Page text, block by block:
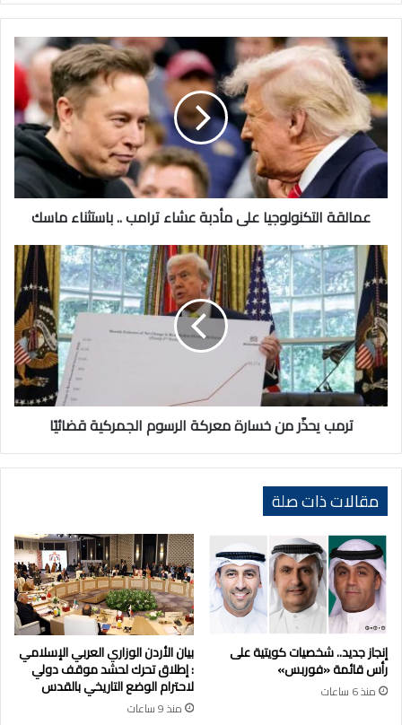
عمالقة
التكنولوجيا
على
مأدبة
عشاء
ترامب
..
باستثناء
ماسك
عمالقة التكنولوجيا على مأدبة عشاء ترامب .. باستثناء ماسك
ترمب
يحذّر
من
خسارة
معركة
الرسوم
الجمركية
قضائيًا
ترمب يحذّر من خسارة معركة الرسوم الجمركية قضائيًا
مقالات ذات صلة
إنجاز جديد.. شخصيات كويتية على
رأس قائمة «فوربس»
منذ 6 ساعات
بيان الأردن الوزاري العربي الإسلامي
: إطلاق تحرك لحشد موقف دولي
لاحترام الوضع التاريخي بالقدس
منذ 9 ساعات